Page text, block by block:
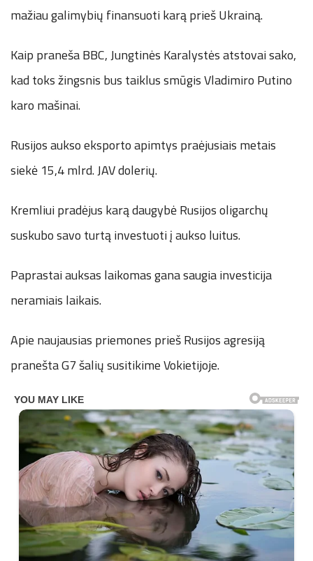
mažiau galimybių finansuoti karą prieš Ukrainą.
Kaip praneša BBC, Jungtinės Karalystės atstovai sako,
kad toks žingsnis bus taiklus smūgis Vladimiro Putino
karo mašinai.
Rusijos aukso eksporto apimtys praėjusiais metais
siekė 15,4 mlrd. JAV dolerių.
Kremliui pradėjus karą daugybė Rusijos oligarchų
suskubo savo turtą investuoti į aukso luitus.
Paprastai auksas laikomas gana saugia investicija
neramiais laikais.
Apie naujausias priemones prieš Rusijos agresiją
pranešta G7 šalių susitikime Vokietijoje.